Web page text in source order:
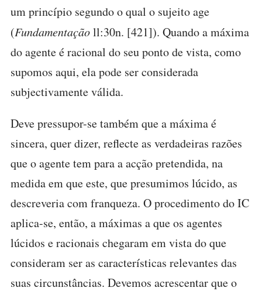
um princípio segundo o qual o sujeito age
(Fundamentaçãoll:30n. [421]). Quando a máxima
do agente é racional do seu ponto de vista, como
supomos aqui, ela pode ser considerada
subjectivamente válida.
Deve pressupor-se também que a máxima é
sincera, quer dizer, reflecte as verdadeiras razões
que o agente tem para a acção pretendida, na
medida em que este, que presumimos lúcido, as
descreveria com franqueza. O procedimento do IC
aplica-se, então, a máximas a que os agentes
lúcidos e racionais chegaram em vista do que
consideram ser as características relevantes das
suas circunstâncias. Devemos acrescentar que o